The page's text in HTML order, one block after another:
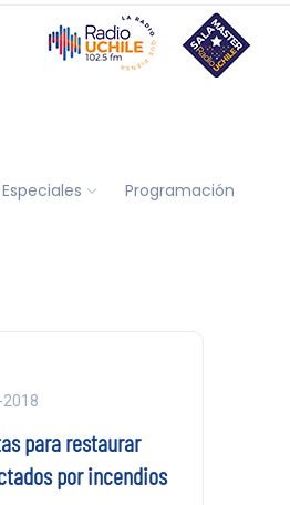
Especiales Programación
para restaurar
por incendios